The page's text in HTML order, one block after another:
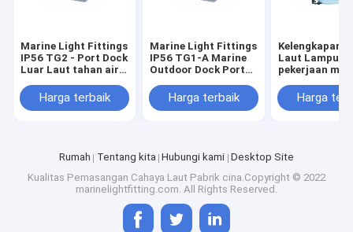
Marine Light Fittings
IP56 TG2 - Port Dock
Luar Laut tahan air
Spot Light
Harga terbaik
Marine Light Fittings
IP56 TG1-A Marine
Outdoor Dock Port
Marine Spot Light
Harga terbaik
Kelengkapan
Laut Lampu
pekerjaan
Harga
Rumah Tentang kita Hubungi kami Desktop Site
Kualitas Pemasangan Cahaya Laut Pabrik cina.Copyright © 2022
marinelightfitting.com. All Rights Reserved.